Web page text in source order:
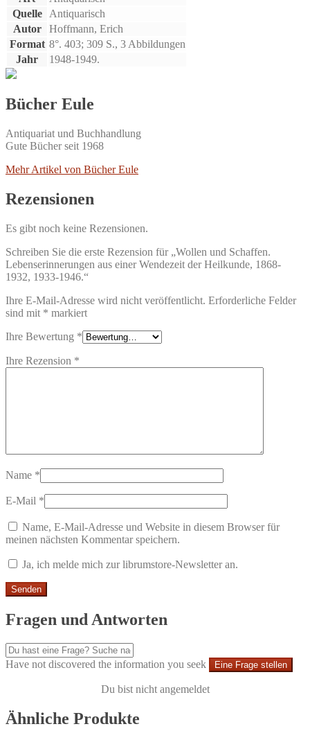
Quelle
Antiquarisch
Autor
Hoffmann, Erich
Format 8°. 403; 309 S., 3 Abbildungen
Jahr
1948-1949.
Bücher Eule
Antiquariat und Buchhandlung
Gute Bücher seit 1968
Mehr Artikel von Bücher Eule
Rezensionen
Es gibt noch keine Rezensionen.
Schreiben Sie die erste Rezension für „Wollen und Schaffen.
Lebenserinnerungen aus einer Wendezeit der Heilkunde, 1868-
1932, 1933-1946.“
Ihre E-Mail-Adresse wird nicht veröffentlicht. Erforderliche Felder
sind mit * markiert
Ihre Bewertung *
Ihre Rezension *
Name *
E-Mail *
Name, E-Mail-Adresse und Website in diesem Browser für
meinen nächsten Kommentar speichern.
Ja, ich melde mich zur librumstore-Newsletter an.
Fragen und Antworten
Have not discovered the information you seek Eine Frage stellen
Du bist nicht angemeldet
Ähnliche Produkte